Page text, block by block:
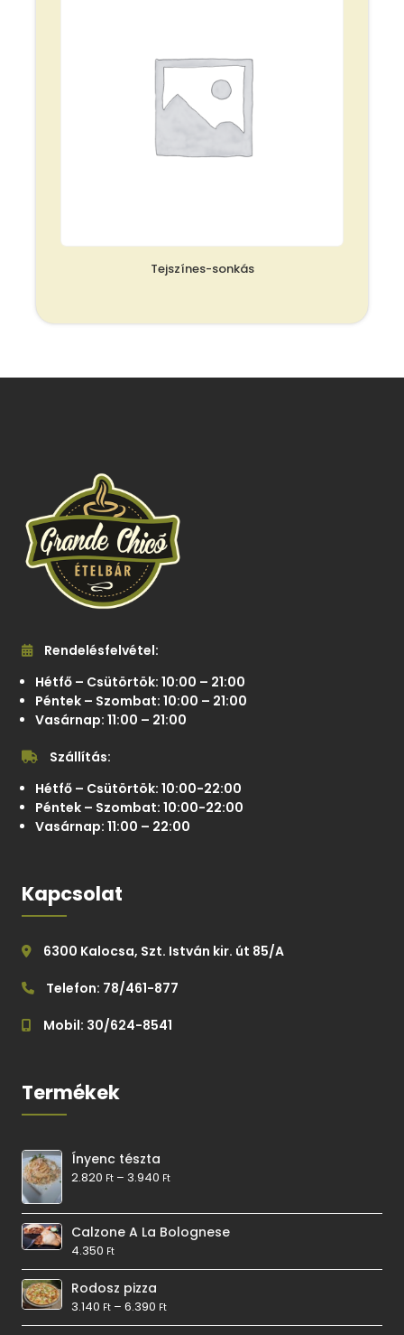
Tejszínes-sonkás
Rendelésfelvétel:
Hétfő – Csütörtök: 10:00 – 21:00
Péntek – Szombat: 10:00 – 21:00
Vasárnap: 11:00 – 21:00
Szállítás:
Hétfő – Csütörtök: 10:00-22:00
Péntek – Szombat: 10:00-22:00
Vasárnap: 11:00 – 22:00
Kapcsolat
6300 Kalocsa, Szt. István kir. út 85/A
Telefon: 78/461-877
Mobil: 30/624-8541
Termékek
Ínyenc tészta
2.820 Ft – 3.940 Ft
Calzone A La Bolognese
4.350 Ft
Rodosz pizza
3.140 Ft –6.390 Ft